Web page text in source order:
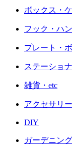
ボックス・
フック・ハ
プレート・
ステーショ
雑貨・etc
アクセサリー
DIY
ガーデニン